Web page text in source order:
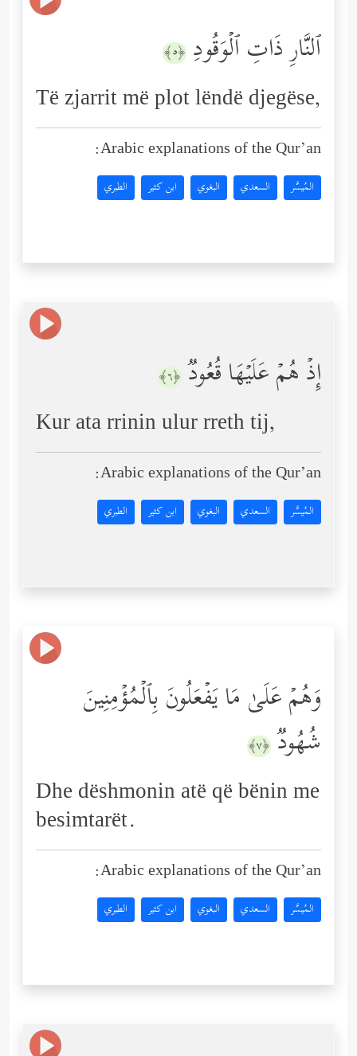
ٱلنَّارِ ذَاتِ ٱلۡوَقُودِ ﴿٥﴾
Të zjarrit më plot lëndë djegëse,
Arabic explanations of the Qur’an:
المُيسَّر السعدي البغوي ابن كثير الطبري
إِذۡ هُمۡ عَلَیۡهَا قُعُودࣱ ﴿٦﴾
Kur ata rrinin ulur rreth tij,
Arabic explanations of the Qur’an:
المُيسَّر السعدي البغوي ابن كثير الطبري
وَهُمۡ عَلَىٰ مَا یَفۡعَلُونَ بِٱلۡمُؤۡمِنِینَ
شُهُودࣱ ﴿٧﴾
Dhe dëshmonin atë që bënin me
besimtarët.
Arabic explanations of the Qur’an:
المُيسَّر السعدي البغوي ابن كثير الطبري